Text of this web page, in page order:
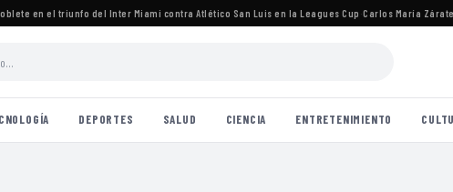
en el triunfo del Inter Miami contra Atlético San Luis en la Leagues Cup ·Carlos María Zárate
DEPORTES SALUD CIENCIA ENTRETENIMIENTO